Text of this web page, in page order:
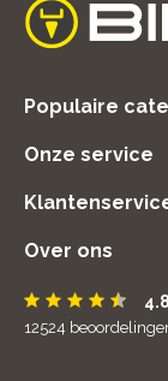
home
Populaire
Onze service
Over ons
4.8
12524